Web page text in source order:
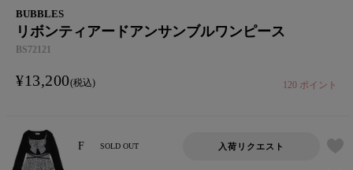
BUBBLES
リボンティアードアンサンブルワンピース
BS72121
¥13,200 税込 120 ポイント
F SOLD OUT 入荷リクエスト